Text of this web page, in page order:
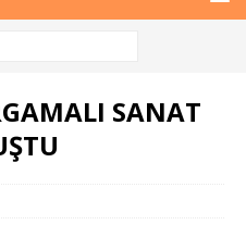
SANAT